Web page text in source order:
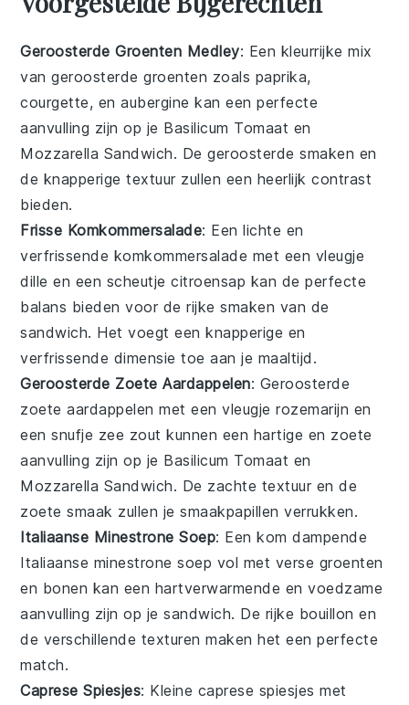
Geroosterde Groenten Medley: Een kleurrijkemix
van geroosterde groenten zoals paprika,
courgette, enaubergine kan een perfecte
aanvulling zijn op je Basilicum Tomaat en
Mozzarella Sandwich. De geroosterde smaken en
de knapperige textuur zullen een heerlijk contrast
bieden.
Frisse Komkommersalade: Een lichte en
verfrissende komkommersalade met een vleugje
dille en een scheutjecitroensap kan de perfecte
balans bieden voor de rijke smaken van de
sandwich. Het voegt een knapperige en
verfrissende dimensie toe aan je maaltijd.
Geroosterde Zoete Aardappelen: Geroosterde
zoete aardappelen met een vleugjerozemarijn en
een snufje zee zout kunnen een hartige en zoete
aanvulling zijn op je Basilicum Tomaat en
Mozzarella Sandwich. De zachte textuur en de
zoete smaak zullen je smaakpapillen verrukken.
Italiaanse Minestrone Soep: Een kom dampende
Italiaanse minestrone soep vol met verse groenten
en bonen kan een hartverwarmende en voedzame
aanvulling zijn op jesandwich. De rijke bouillon en
de verschillende texturen maken het een perfecte
match.
Caprese Spiesjes: Kleine caprese spiesjes met